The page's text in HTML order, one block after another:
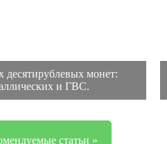
десятирублевых монет:
и ГВС.
статьи »